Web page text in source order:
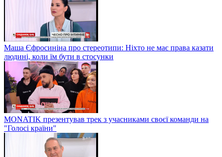
Маша Єфросиніна про стереотипи: Ніхто не має права казати
людині, коли їм бути в стосунки
MONATIK презентував трек з учасниками своєї команди на
"Голосі країни"